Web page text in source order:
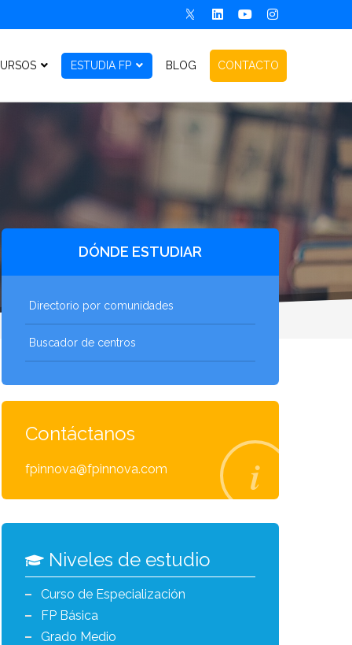
ESTUDIA FP BLOG CONTACTO
DÓNDE ESTUDIAR
Directorio por comunidades
Buscador de centros
Contáctanos
fpinnova@fpinnova.com
Niveles de estudio
Curso de Especialización
FP Básica
Grado Medio